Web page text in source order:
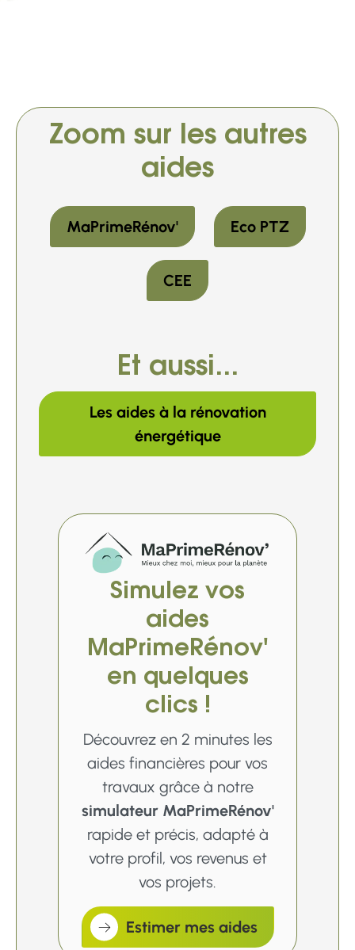
Zoom sur les autres
aides
MaPrimeRénov' Eco PTZ
CEE
Et aussi...
Les aides à la rénovation
énergétique
Simulez vos
aides
MaPrimeRénov'
en quelques
clics !
Découvrez en 2 minutes les
aides financières pour vos
travaux grâce à notre
simulateur MaPrimeRénov'
rapide et précis, adapté à
votre profil, vos revenus et
vos projets.
Estimer mes aides